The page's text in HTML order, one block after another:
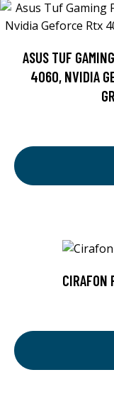
ASUS TUF
4060, NVIDIA
CIRAFON